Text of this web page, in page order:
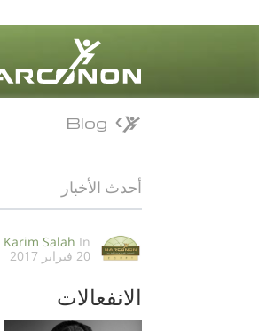
Blog
أحدث الأخبار
Karim Salah In
20 فبراير 2017
الانفعالات
Blog